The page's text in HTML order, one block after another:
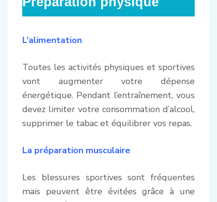
L’alimentation
Toutes les activités physiques et sportives
vont augmenter votre dépense
énergétique. Pendant l’entraînement, vous
devez limiter votre consommation d’alcool,
supprimer le tabac et équilibrer vos repas.
La préparation musculaire
Les blessures sportives sont fréquentes
mais peuvent être évitées grâce à une